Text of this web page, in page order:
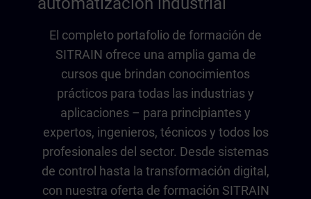
El completo portafolio de formación de
SITRAIN ofrece una amplia gama de
cursos que brindan conocimientos
prácticos para todas las industrias y
aplicaciones – para principiantes y
expertos, ingenieros, técnicos y todos los
profesionales del sector. Desde sistemas
de control hasta la transformación digital,
con nuestra oferta de formación SITRAIN